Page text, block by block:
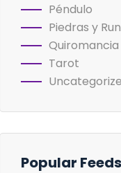
Péndulo
Piedras y
Quiromancia
Tarot
Popular Feeds